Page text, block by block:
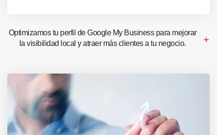
Optimizamos tu perfil de Google My Business para mejorar
la visibilidad local y atraer más clientes a tu negocio.